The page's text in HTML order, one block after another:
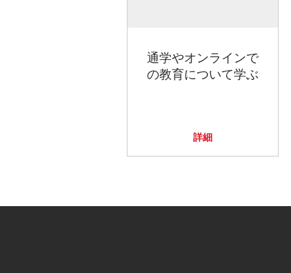
通学やオンラインで
の教育について学ぶ
詳細